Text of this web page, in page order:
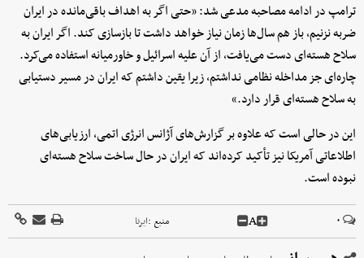
ترامپ در ادامه مصاحبه مدعی شد: «حتی اگر به اهداف باقی‌مانده در ایران
ضربه نزنیم، باز هم سال‌ها زمان نیاز خواهد داشت تا بازسازی کند. اگر ایران به
سلاح هسته‌ای دست می‌یافت، از آن علیه اسرائیل و خاورمیانه استفاده می‌کرد.
چاره‌ای جز مداخله نظامی نداشتم، زیرا یقین داشتم که ایران در مسیر دستیابی
به سلاح هسته‌ای قرار دارد.»
این در حالی است که علاوه بر گزارش‌های آژانس انرژی اتمی، ارزیابی‌های
اطلاعاتی آمریکا نیز تأکید کرده‌اند که ایران در حال ساخت سلاح هسته‌ای
نبوده است.
۰ A منبع :ایرنا